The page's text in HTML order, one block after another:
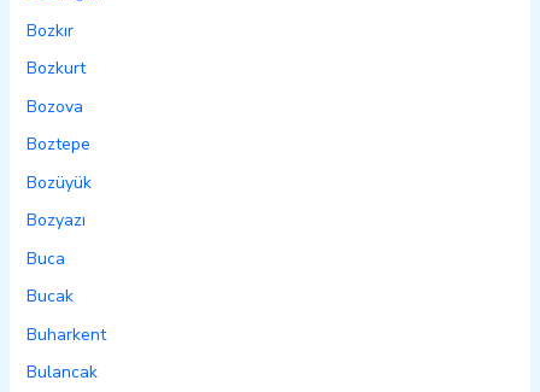
Bozkır
Bozkurt
Bozova
Boztepe
Bozüyük
Bozyazı
Buca
Bucak
Buharkent
Bulancak